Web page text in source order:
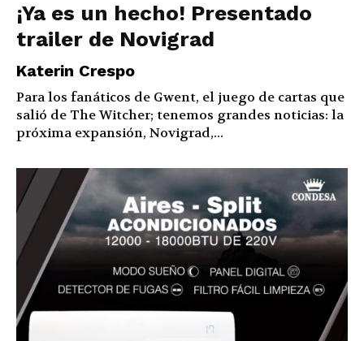
¡Ya es un hecho! Presentado
trailer de Novigrad
Katerin Crespo
Para los fanáticos de Gwent, el juego de cartas que
salió de The Witcher; tenemos grandes noticias: la
próxima expansión, Novigrad,...